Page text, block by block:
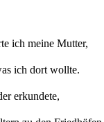
ich meine Mutter,
ich dort wollte.
erkundete,